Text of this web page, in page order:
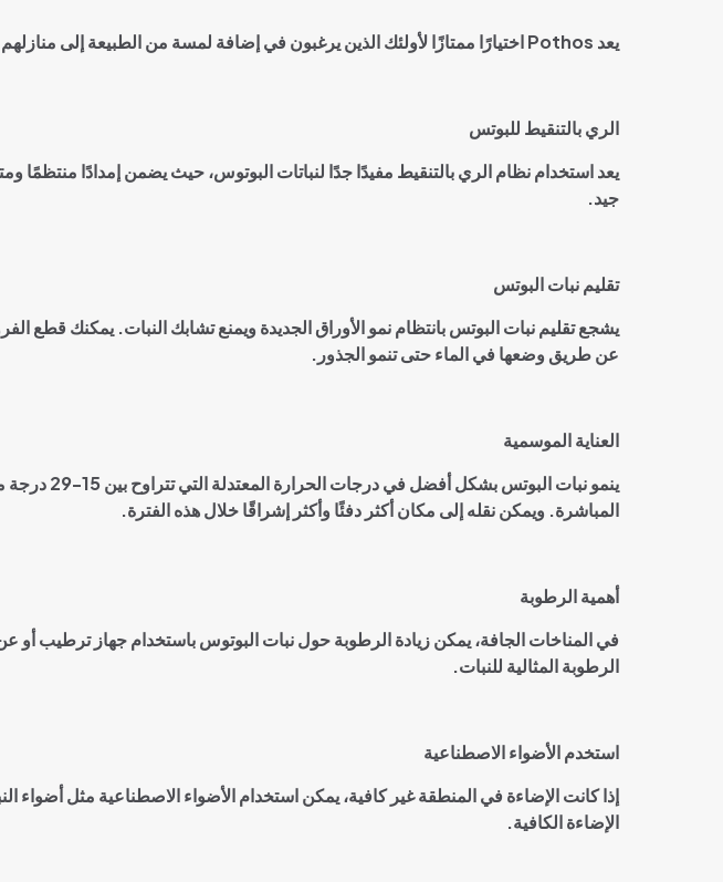
يعد اختيارًا ممتازًا لأولئك الذين يرغبون في إضافة لمسة من الطبيعة إلى
الري بالتنقيط للبوتس
يعد استخدام نظام الري بالتنقيط مفيدًا جدًا لنباتات البوتوس، حيث يضمن إمدادًا
جيد.
تقليم نبات البوتس
يشجع تقليم نبات البوتس بانتظام نمو الأوراق الجديدة ويمنع تشابك النبات. يمكنك قطع
عن طريق وضعها في الماء حتى تنمو الجذور .
العناية الموسمية
ينمو نبات
المباشرة. ويمكن نقله إلى مكان أكثر دفئًا وأكثر إشراقًا خلال هذه الفترة.
أهمية الرطوبة
في المناخات الجافة، يمكن زيادة الرطوبة حول نبات البوتوس باستخدام جهاز
الرطوبة المثالية للنبات.
استخدم الأضواء الاصطناعية
إذا كانت الإضاءة في المنطقة غير كافية، يمكن استخدام الأضواء الاصطناعية مثل أضواء
الإضاءة الكافية.